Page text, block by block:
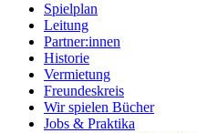
Spielplan
Leitung
Partner:innen
Historie
Vermietung
Freundeskreis
Wir spielen Bücher
Jobs & Praktika